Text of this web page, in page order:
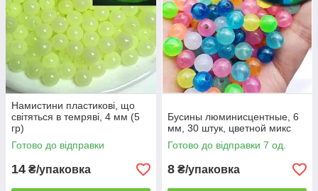
Намистини пластикові, що
світяться в темряві, 4 мм (5
гр)
Готово до відправки
14 ₴/упаковка
Бусины люминисцентные, 6
мм, 30 штук, цветной микс
Готово до відправки 7 од.
8 ₴/упаковка